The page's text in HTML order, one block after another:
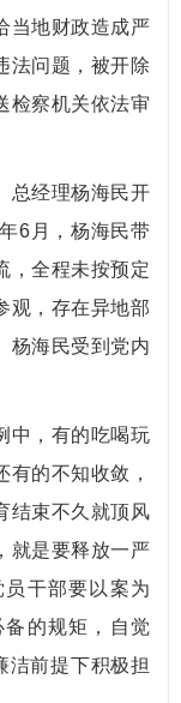
当地财政造成严
法问题，被开除
检察机关依法审
总经理杨海民开
6月，杨海民带
，全程未按预定
观，存在异地部
杨海民受到党内
中，有的吃喝玩
的不知收敛，
结束不久就顶风
就是要释放一严
干部要以案为
的规矩，自觉
洁前提下积极担